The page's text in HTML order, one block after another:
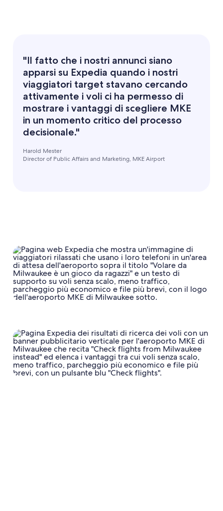
"Il fatto che i nostri annunci siano
apparsi su Expedia quando i nostri
viaggiatori target stavano cercando
attivamente i voli ci ha permesso di
mostrare i vantaggi di scegliere MKE
in un momento critico del processo
decisionale."
Harold Mester
Director of Public Affairs and Marketing, MKE Airport